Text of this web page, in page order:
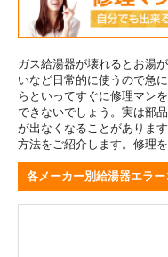
ガス給湯器が壊れるとお湯
いなど日常的に使うので急
らといってすぐに修理マン
できないでしょう。実は部
が出なくなることがありま
方法をご紹介します。修理
各メーカー別給湯器エラ